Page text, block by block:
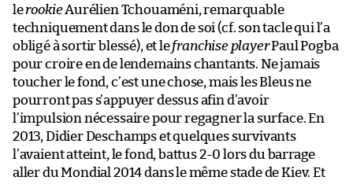
lerookieAurélien Tchouaméni, remarquable
techniquement dans le don de soi (cf. son tacle qui l’a
obligé à sortir blessé), et lefranchise playerPaul Pogba
pour croire en de lendemains chantants. Ne jamais
toucher le fond, c’est une chose, mais les Bleus ne
pourront pas s’appuyer dessus afin d’avoir
l’impulsion nécessaire pour regagner la surface. En
2013, Didier Deschamps et quelques survivants
l’avaient atteint, le fond, battus 2-0 lors du barrage
aller du Mondial 2014 dans le même stade de Kiev. Et